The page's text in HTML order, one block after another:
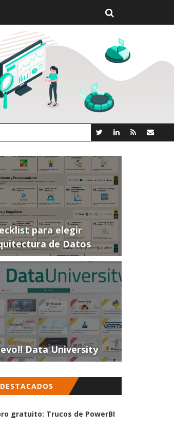
para elegir
de Datos
Data University
gratuito: Trucos de PowerBI